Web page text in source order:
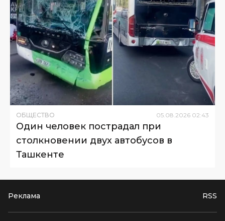
ОБЩЕСТВО 05 08 2026 02:43
Один человек пострадал при
столкновении двух автобусов в
Ташкенте
Реклама RSS